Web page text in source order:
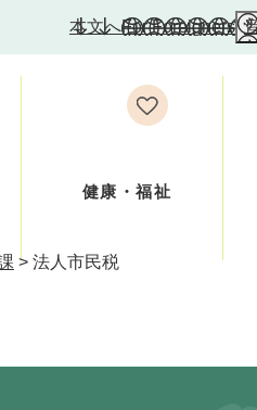
本文へFor Foreigners
健康・福祉
> 法人市民税